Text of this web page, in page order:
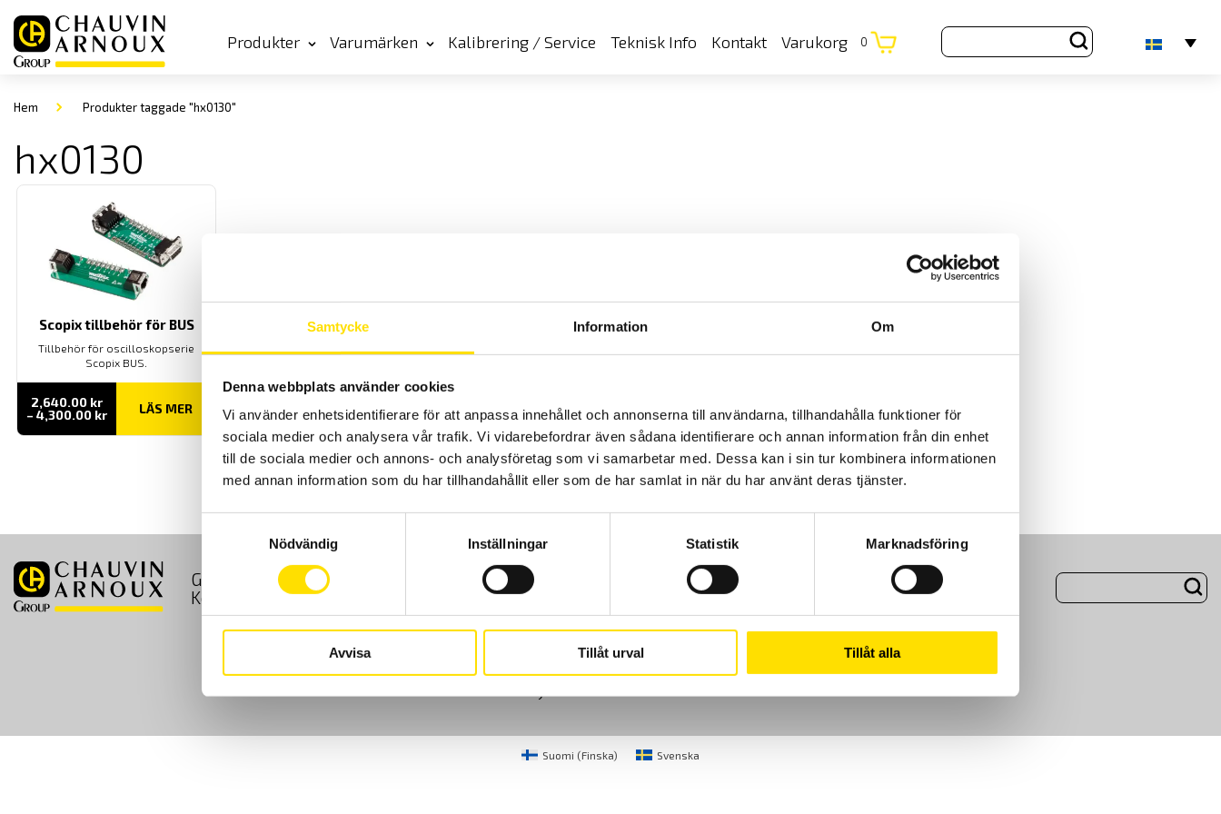
Samtycke Information Om
Denna webbplats använder cookies
Vi använder enhetsidentifierare för att anpassa innehållet och annonserna till användarna, tillhandahålla funktioner för
sociala medier och analysera vår trafik. Vi vidarebefordrar även sådana identifierare och annan information från din enhet
till de sociala medier och annons- och analysföretag som vi samarbetar med. Dessa kan i sin tur kombinera informationen
med annan information som du har tillhandahållit eller som de har samlat in när du har använt deras tjänster.
Nödvändig
Inställningar Statistik Marknadsföring
Avvisa Tillåt urval Tillåt alla
Produkter Varumärken Kalibrering / Service Teknisk Info Kontakt Varukorg 0
Hem Produkter taggade "hx0130"
hx0130
Scopix tillbehör för BUS
Tillbehör för oscilloskopserie
Scopix BUS.
2,640.00 kr
– 4,300.00 krPrisintervall:
till
LÄS MER
GDPR Köpvillkor Cookies Kundundersökning
Om Oss
Kontakt
CA Mätsystem AB
08-50 52 68 00
info@camatsystem.com
Suomi (Finska) Svenska